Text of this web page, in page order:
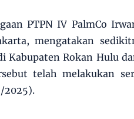
PTPN IV PalmCo
mengatakan
Kabupaten Rokan Hulu
telah melakukan
2025).